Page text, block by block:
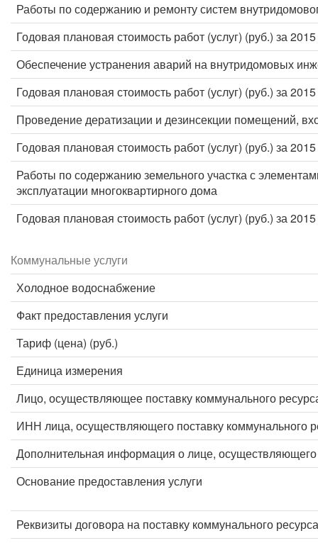
Работы по содержанию и ремонту систем
Годовая плановая стоимость работ (услуг) (руб.) за 2015
Обеспечение устранения аварий на внутридомовых
Годовая плановая стоимость работ (услуг) (руб.) за 2015
Проведение дератизации и дезинсекции помещений,
Годовая плановая стоимость работ (услуг) (руб.) за 2015
Работы по содержанию земельного участка с
эксплуатации многоквартирного дома
Годовая плановая стоимость работ (услуг) (руб.) за 2015
Коммунальные услуги
Холодное водоснабжение
Факт предоставления услуги
Тариф (цена) (руб.)
Единица измерения
Лицо, осуществляющее поставку коммунального
ИНН лица, осуществляющего поставку коммунального
Дополнительная информация о лице, осуществляющего
Основание предоставления услуги
Реквизиты договора на поставку коммунального ресурса